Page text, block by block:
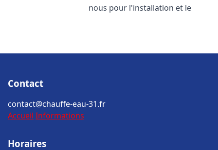
nous pour l'installation et le
Contact
contact@chauffe-eau-31.fr
Accueil Informations
Horaires